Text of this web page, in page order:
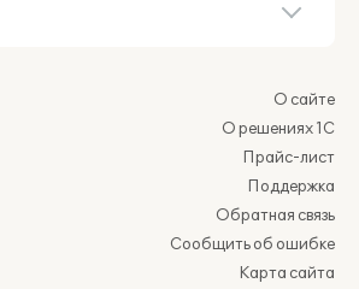
О сайте
О решениях 1С
Прайс-лист
Поддержка
Обратная связь
Сообщить об ошибке
Карта сайта